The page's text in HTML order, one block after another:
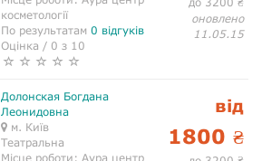
косметології
По результатам 0 відгуків
Оцінка / 0 з 10
₴
оновлено
11.05.15
Долонская Богдана
Леонидовна
м. Київ
Театральна
Місце роботи: Аура центр
від
1800 ₴